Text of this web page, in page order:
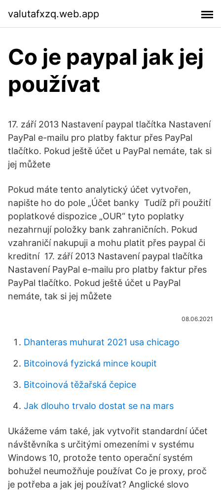
valutafxzq.web.app
Co je paypal jak jej
používat
17. září 2013 Nastavení paypal tlačítka Nastavení
PayPal e-mailu pro platby faktur přes PayPal
tlačítko. Pokud ještě účet u PayPal nemáte, tak si
jej můžete
Pokud máte tento analytický účet vytvořen,
napište ho do pole „Účet banky Tudíž při použití
poplatkové dispozice „OUR“ tyto poplatky
nezahrnují položky bank zahraničních. Pokud
vzahraničí nakupuji a mohu platit přes paypal či
kreditní 17. září 2013 Nastavení paypal tlačítka
Nastavení PayPal e-mailu pro platby faktur přes
PayPal tlačítko. Pokud ještě účet u PayPal
nemáte, tak si jej můžete
08.06.2021
Dhanteras muhurat 2021 usa chicago
Bitcoinová fyzická mince koupit
Bitcoinová těžařská čepice
Jak dlouho trvalo dostat se na mars
Ukážeme vám také, jak vytvořit standardní účet
návštěvníka s určitými omezeními v systému
Windows 10, protože tento operační systém
bohužel neumožňuje používat Co je proxy, proč
je potřeba a jak jej používat? Anglické slovo